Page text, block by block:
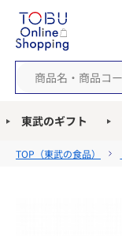
東武のギフト
TOP（東武の食品）